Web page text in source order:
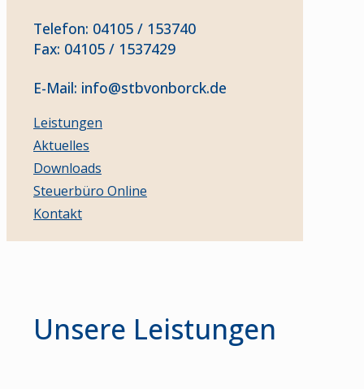
Telefon: 04105 / 153740
Fax: 04105 / 1537429
E-Mail: info@stbvonborck.de
Leistungen
Aktuelles
Downloads
Steuerbüro Online
Kontakt
Unsere Leistungen